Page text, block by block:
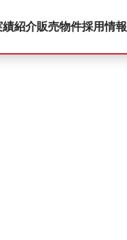
績紹介販売物件採用情報